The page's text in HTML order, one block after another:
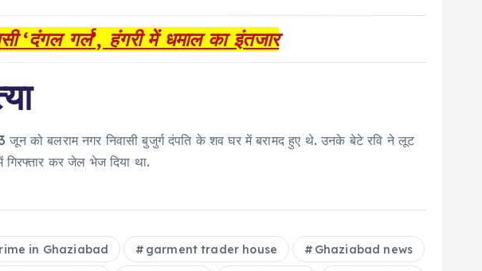
गर्ल’, हंगरी में धमाल का इंतजार
जून को बलराम नगर निवासी बुजुर्ग दंपति के शव घर में बरामद हुए थे. उनके बेटे रवि ने लूट
गिरफ्तार कर जेल भेज दिया था.
in Ghaziabad garment trader house Ghaziabad news